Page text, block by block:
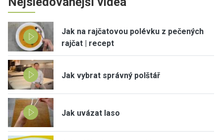
Jak na rajčatovou polévku z pečených
rajčat | recept
Jak vybrat správný polštář
Jak uvázat laso